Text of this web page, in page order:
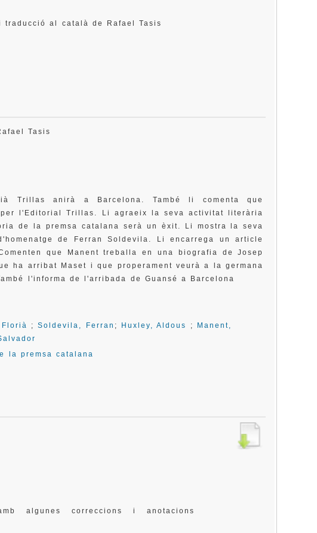
al català de Rafael Tasis
Tasis
Trillas anirà a Barcelona. També li comenta que
per l'Editorial Trillas. Li agraeix la seva activitat literària
de la premsa catalana serà un èxit. Li mostra la seva
de Ferran Soldevila. Li encarrega un article
que Manent treballa en una biografia de Josep
ha arribat Maset i que properament veurà a la germana
l'informa de l'arribada de Guansé a Barcelona
;Soldevila, Ferran ; Huxley, Aldous ;
Manent,
la premsa catalana
algunes correccions i anotacions